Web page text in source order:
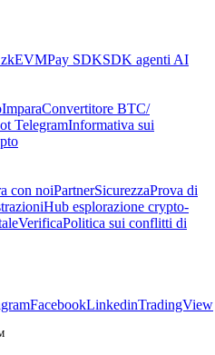
zkEVMPay SDKSDK agenti AI
ImparaConvertitore BTC/
TelegramInformativa sui
con noiPartnerSicurezzaProva di
Hub esplorazione crypto-
VerificaPolitica sui conflitti di
FacebookLinkedinTradingView